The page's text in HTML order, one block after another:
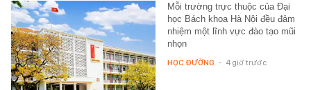
Mỗi trường trực thuộc của Đại
học Bách khoa Hà Nội đều đảm
nhiệm một lĩnh vực đào tạo mũi
nhọn
HỌC ĐƯỜNG - 4 giờ trước